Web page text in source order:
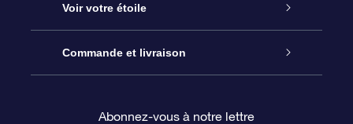
À propos de l’OSR
Nous contacter
Cadeau d’étoile en ligne
Coffret cadeau OSR
Voir votre étoile
Registre des étoiles
Commande et livraison
Abonnez-vous à notre lettre